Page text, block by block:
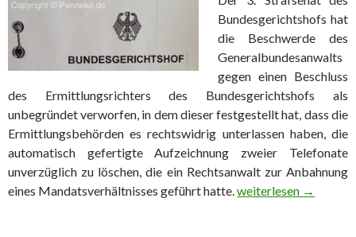
Bundesgerichtshofs hat
die Beschwerde des
Generalbundesanwalts
gegen einen Beschluss
des Ermittlungsrichters des Bundesgerichtshofs als
unbegründet verworfen, in dem dieser festgestellt hat, dass die
Ermittlungsbehörden es rechtswidrig unterlassen haben, die
automatisch gefertigte Aufzeichnung zweier Telefonate
unverzüglich zu löschen, die ein Rechtsanwalt zur Anbahnung
eines Mandatsverhältnisses geführt hatte.BGH: Unverzügliche
weiterlesen →